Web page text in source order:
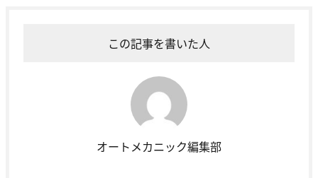
この記事を書いた人
オートメカニック編集部